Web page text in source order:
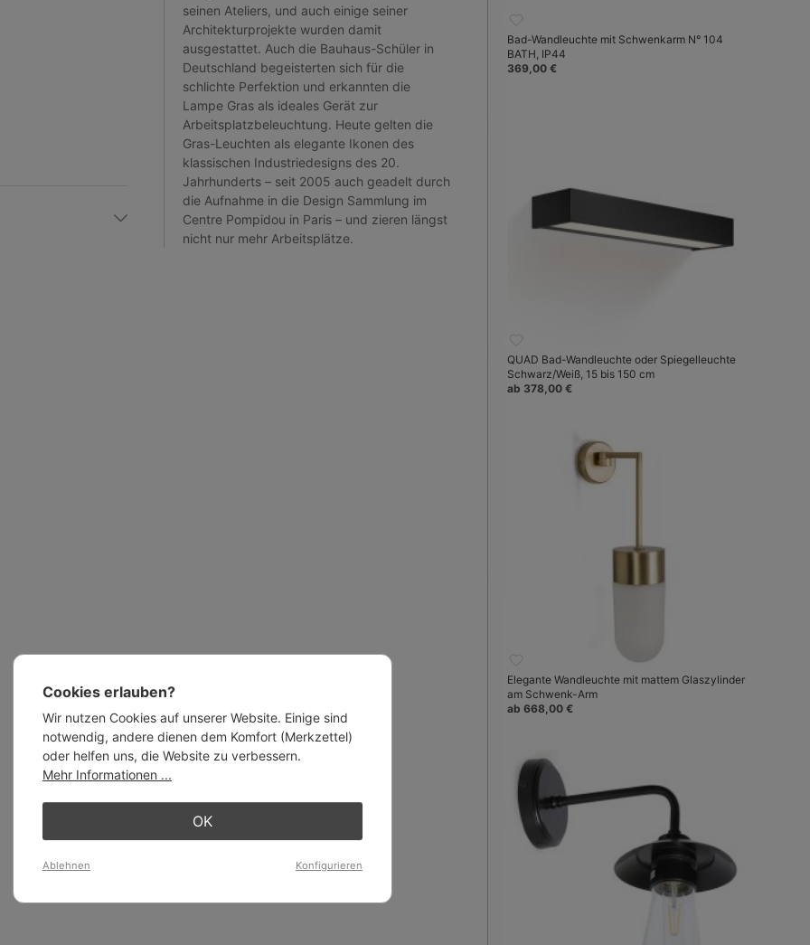
seinen Ateliers, und auch einige seiner
Architekturprojekte wurden damit
ausgestattet. Auch die Bauhaus-Schüler in
Deutschland begeisterten sich für die
schlichte Perfektion und erkannten die
Lampe Gras als ideales Gerät zur
Arbeitsplatzbeleuchtung. Heute gelten die
Gras-Leuchten als elegante Ikonen des
klassischen Industriedesigns des 20.
Jahrhunderts – seit 2005 auch geadelt durch
die Aufnahme in die Design Sammlung im
Centre Pompidou in Paris – und zieren längst
nicht nur mehr Arbeitsplätze.
Bad-Wandleuchte mit Schwenkarm N° 104
BATH, IP44
369,00 €
QUAD Bad-Wandleuchte oder Spiegelleuchte
Schwarz/Weiß, 15 bis 150 cm
ab 378,00 €
Elegante Wandleuchte mit mattem Glaszylinder
am Schwenk-Arm
ab 668,00 €
Cookies erlauben?
Wir nutzen Cookies auf unserer Website. Einige sind
notwendig, andere dienen dem Komfort (Merkzettel)
oder helfen uns, die Website zu verbessern.
Mehr Informationen ...
OK
Ablehnen Konfigurieren